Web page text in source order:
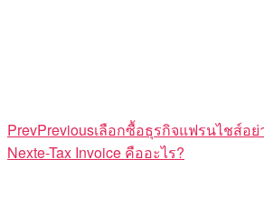
PrevPreviousเลือกซื้อธุรกิจแฟรนไชส์อ
Nexte-Tax Invoice คืออะไร?